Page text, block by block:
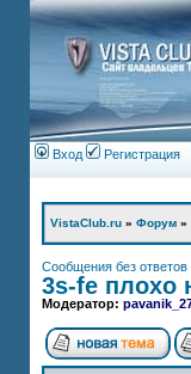
Вход Регистрация
VistaClub.ru » Форум »
Сообщения без ответов
3s-fe плохо
Модератор: